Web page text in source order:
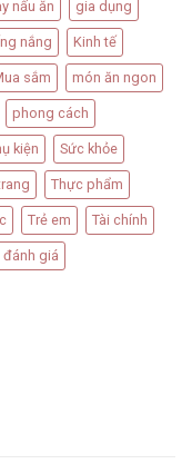
nấu ăn gia dụng
nắng Kinh tế
sắm món ăn ngon
phong cách
kiện Sức khỏe
Thực phẩm
Trẻ em Tài chính
đánh giá